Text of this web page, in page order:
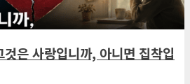
은 사랑입니까, 아니면 집착입